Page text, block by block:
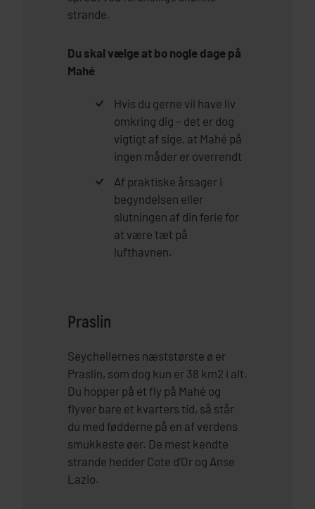
strande.
Du skal vælge at bo nogle dage på
Mahé
Hvis du gerne vil have liv
omkring dig – det er dog
vigtigt af sige, at Mahé på
ingen måder er overrendt
Af praktiske årsager i
begyndelsen eller
slutningen af din ferie for
at være tæt på
lufthavnen.
Praslin
Seychellernes næststørste ø er
Praslin, som dog kun er 38 km2 i alt.
Du hopper på et fly på Mahé og
flyver bare et kvarters tid, så står
du med fødderne på en af verdens
smukkeste øer. De mest kendte
strande hedder Cote d’Or og Anse
Lazio.